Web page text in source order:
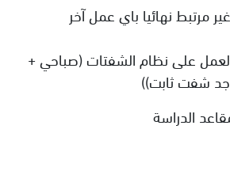
على نظام الشفتات (صباحي +
شفت ثابت))